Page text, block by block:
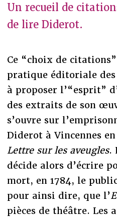
Un recueil de
de lire Diderot.
Ce “choix de
pratique éditoriale
à proposer l’“esprit”
des extraits de son
s’ouvre sur
Diderot à Vincennes
Lettre sur les aveugles.
décide alors d’écrire
mort, en 1784, le
pour ainsi dire, que l’
pièces de théâtre. Les